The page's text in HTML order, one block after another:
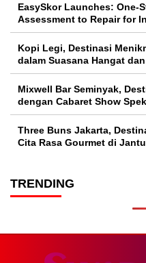
EasySkor Launches: One-
Assessment to Repair for
Kopi Legi, Destinasi
dalam Suasana Hangat
Mixwell Bar Seminyak,
dengan Cabaret Show
Three Buns Jakarta,
Cita Rasa Gourmet di
TRENDING